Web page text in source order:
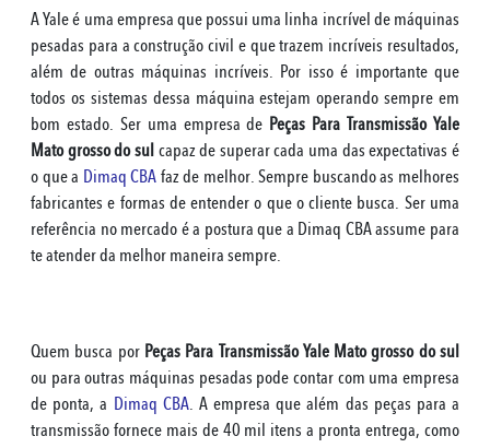
A Yale é uma empresa que possui uma linha incrível de máquinas
pesadas para a construção civil e que trazem incríveis resultados,
além de outras máquinas incríveis. Por isso é importante que
todos os sistemas dessa máquina estejam operando sempre em
bom estado. Ser uma empresa de Peças Para Transmissão Yale
Mato grosso do sulcapaz de superar cada uma das expectativas é
o que a Dimaq CBA faz de melhor. Sempre buscando as melhores
fabricantes e formas de entender o que o cliente busca. Ser uma
referência no mercado é a postura que a Dimaq CBA assume para
te atender da melhor maneira sempre.
Quem busca por Peças Para Transmissão Yale Mato grosso do sul
ou para outras máquinas pesadas pode contar com uma empresa
de ponta, a Dimaq CBA. A empresa que além das peças para a
transmissão fornece mais de 40 mil itens a pronta entrega, como